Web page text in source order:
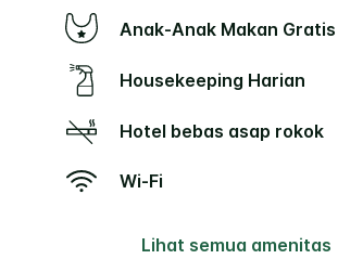
Anak-Anak Makan Gratis
Housekeeping Harian
Hotel bebas asap rokok
Wi-Fi
Lihat semua amenitas